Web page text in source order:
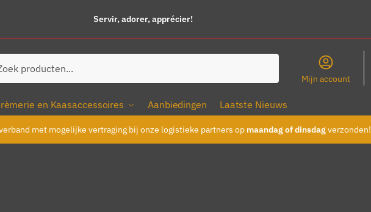
Servir, adorer, apprécier!
Mijn account
en Kaasaccessoires Aanbiedingen Laatste Nieuws
met mogelijke vertraging bij onze logistieke partners op maandag of dinsdagverzonden!